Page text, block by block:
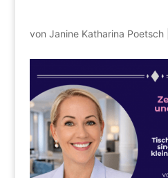
von Janine Katharina Poetsch|